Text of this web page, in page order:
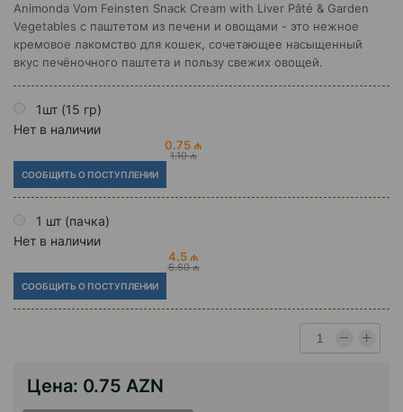
Animonda Vom Feinsten Snack Cream with Liver Pâté & Garden
Vegetables с паштетом из печени и овощами - это нежное
кремовое лакомство для кошек, сочетающее насыщенный
вкус печёночного паштета и пользу свежих овощей.
1шт (15 гр)
Нет в наличии
0.75 ₼
1.10 ₼
СООБЩИТЬ О ПОСТУПЛЕНИИ
1 шт (пачка)
Нет в наличии
4.5 ₼
6.60 ₼
СООБЩИТЬ О ПОСТУПЛЕНИИ
Цена: 0.75 AZN